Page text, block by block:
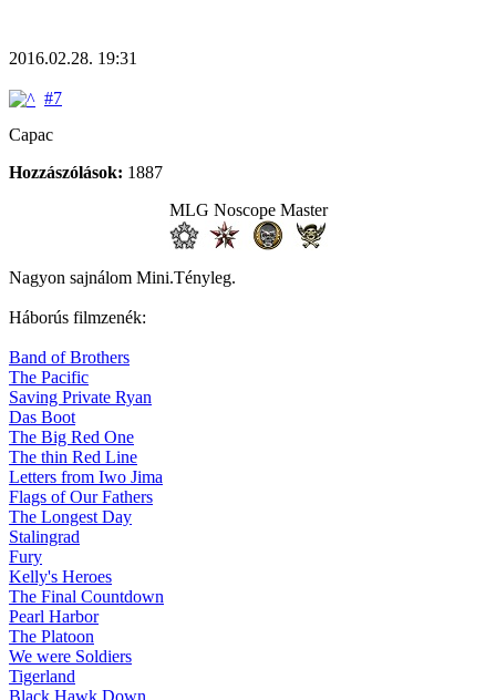
2016.02.28. 19:31
#7
Capac
Hozzászólások: 1887
MLG Noscope Master
Nagyon sajnálom Mini.Tényleg.
Háborús filmzenék:
Band of Brothers
The Pacific
Saving Private Ryan
Das Boot
The Big Red One
The thin Red Line
Letters from Iwo Jima
Flags of Our Fathers
The Longest Day
Stalingrad
Fury
Kelly's Heroes
The Final Countdown
Pearl Harbor
The Platoon
We were Soldiers
Tigerland